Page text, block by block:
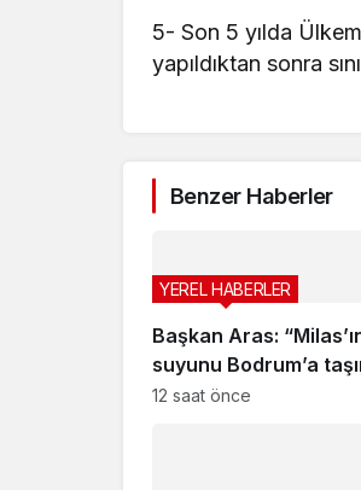
5- Son 5 yılda
yapıldıktan sonra
Benzer Haberler
Başkan Aras:
suyunu Bodrum’a
zorunda
YEREL HABERLER
12 saat önce